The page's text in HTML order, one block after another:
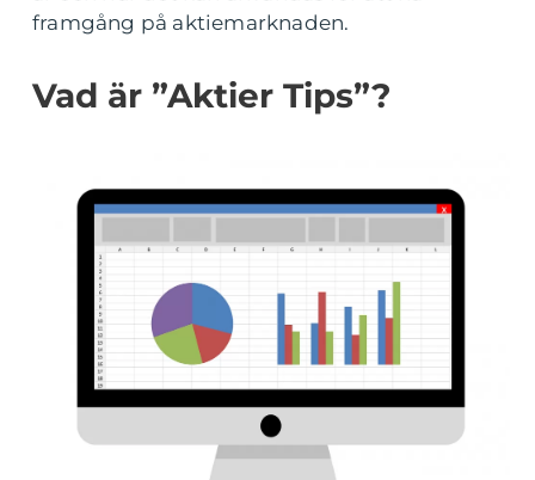
framgång på aktiemarknaden.
Vad är ”Aktier Tips”?